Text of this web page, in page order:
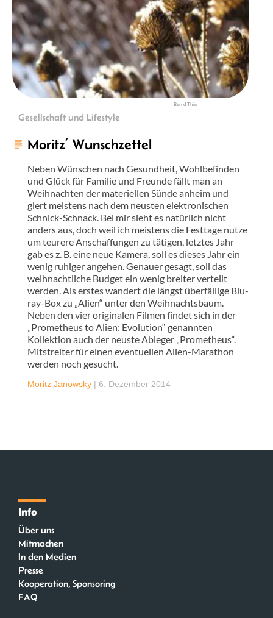
Bernd Thier
Gesellschaft und Lifestyle
Moritz‘ Wunschzettel
Neben Wünschen nach Gesundheit, Wohlbefinden
und Glück für Familie und Freunde fällt man an
Weihnachten der materiellen Sünde anheim und
giert meistens nach dem neusten elektronischen
Schnick-Schnack. Bei mir sieht es natürlich nicht
anders aus, doch weil ich meistens die Festtage nutze
um teurere Anschaffungen zu tätigen, letztes Jahr
gab es z. B. eine neue Kamera, soll es dieses Jahr ein
wenig ruhiger angehen. Genauer gesagt, soll das
weihnachtliche Budget ein wenig breiter verteilt
werden. Als erstes wandert die längst überfällige Blu-
ray-Box zu „Alien“ unter den Weihnachtsbaum.
Neben den vier originalen Filmen findet sich in der
„Prometheus to Alien: Evolution“ genannten
Kollektion auch der neuste Ableger „Prometheus“.
Mitstreiter für einen eventuellen Alien-Marathon
werden noch gesucht.
Moritz Janowsky | 6. Dezember 2014
Info
Über uns
Mitmachen
In den Medien
Presse
Kooperation, Sponsoring
FAQ